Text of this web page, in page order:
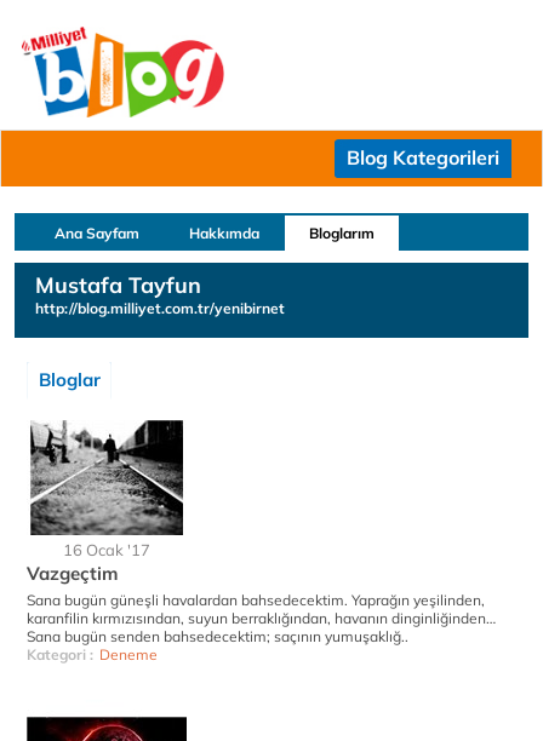
Blog Kategorileri
Ana Sayfam Hakkımda Bloglarım
Mustafa Tayfun
http://blog.milliyet.com.tr/yenibirnet
Bloglar
16 Ocak '17
Vazgeçtim
Sana bugün güneşli havalardan bahsedecektim. Yaprağın yeşilinden,
karanfilin kırmızısından, suyun berraklığından, havanın dinginliğinden…
Sana bugün senden bahsedecektim; saçının yumuşaklığ..
Kategori : Deneme